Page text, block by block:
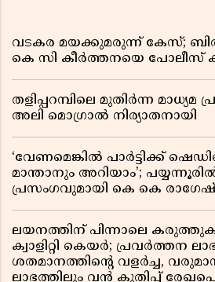
വടകര മയക്കുമരുന്ന് കേസ്;
കെ സി കീർത്തനയെ പോലീസ്
തളിപ്പറമ്പിലെ മുതിർന്ന
അലി മൊഗ്രാൽ നിര്യാതനായി
‘വേണമെങ്കിൽ പാർട്ടിക്ക്
മാന്താനും അറിയാം’;
പ്രസംഗവുമായി കെ കെ രാഗേഷ്
ലയനത്തിന് പിന്നാലെ
ക്വാളിറ്റി കെയർ; പ്രവർത്തന
ശതമാനത്തിൻ്റെ വളർച്ച,
ലാഭത്തിലും വൻ കുതിപ്പ്